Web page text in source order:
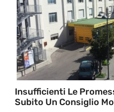
Insufficienti Le
Subito Un Consiglio